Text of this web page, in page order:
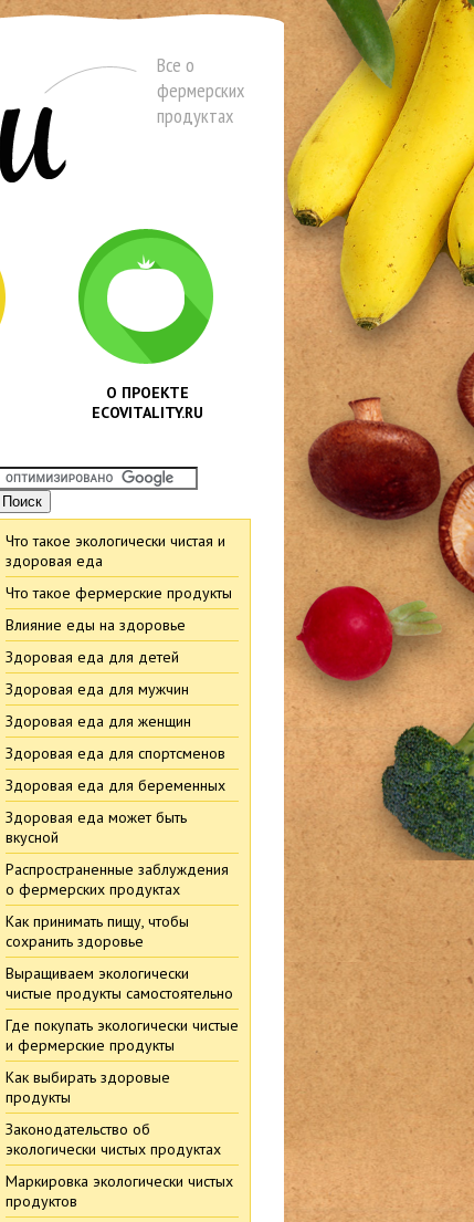
Все о
фермерских
продуктах
О ПРОЕКТЕ
ECOVITALITY.RU
Что такое экологически чистая и
здоровая еда
Что такое фермерские продукты
Влияние еды на здоровье
Здоровая еда для детей
Здоровая еда для мужчин
Здоровая еда для женщин
Здоровая еда для спортсменов
Здоровая еда для беременных
Здоровая еда может быть
вкусной
Распространенные заблуждения
о фермерских продуктах
Как принимать пищу, чтобы
сохранить здоровье
Выращиваем экологически
чистые продукты самостоятельно
Где покупать экологически чистые
и фермерские продукты
Как выбирать здоровые
продукты
Законодательство об
экологически чистых продуктах
Маркировка экологически чистых
продуктов